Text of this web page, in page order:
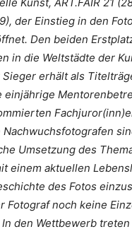
der Einstieg in den
Den beiden
in die Weltstädte der
erhält als
einjährige
Umsetzung des
einem aktuellen
des Fotos
Fotograf noch keine
den Wettbewerb